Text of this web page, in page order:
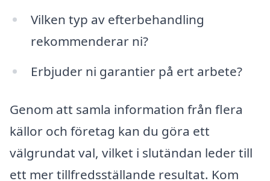
Vilken typ av efterbehandling
rekommenderar ni?
Erbjuder ni garantier på ert arbete?
Genom att samla information från flera
källor och företag kan du göra ett
välgrundat val, vilket i slutändan leder till
ett mer tillfredsställande resultat. Kom